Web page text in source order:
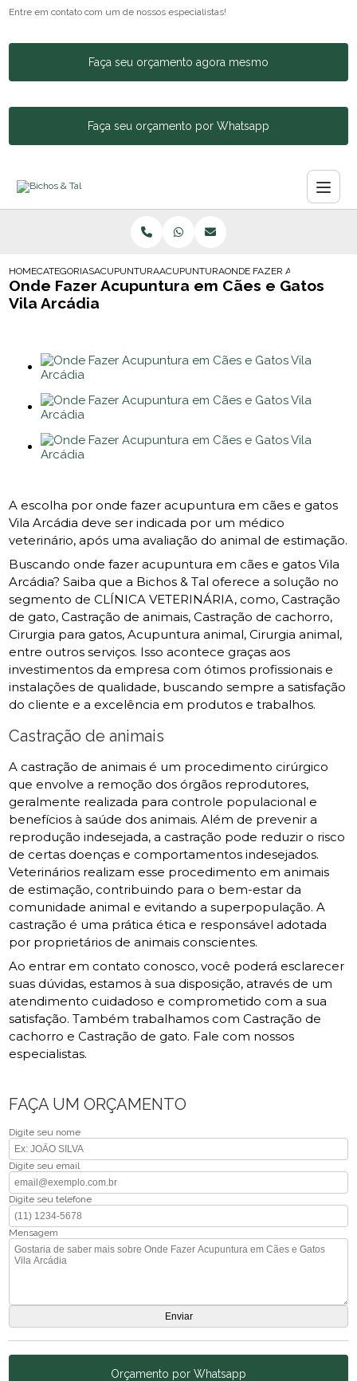
Entre em contato com um de nossos especialistas!
Faça seu orçamento agora mesmo
Faça seu orçamento por Whatsapp
HOMECATEGORIASACUPUNTURA ANIMALACUPUNTURA EM ANIMALONDE FAZER ACUPUNTURA
Onde Fazer Acupuntura em Cães e Gatos
Vila Arcádia
A escolha por onde fazer acupuntura em cães e gatos
Vila Arcádia deve ser indicada por um médico
veterinário, após uma avaliação do animal de estimação.
Buscando onde fazer acupuntura em cães e gatos Vila
Arcádia? Saiba que a Bichos & Tal oferece a solução no
segmento de CLÍNICA VETERINÁRIA, como, Castração
de gato, Castração de animais, Castração de cachorro,
Cirurgia para gatos, Acupuntura animal, Cirurgia animal,
entre outros serviços. Isso acontece graças aos
investimentos da empresa com ótimos profissionais e
instalações de qualidade, buscando sempre a satisfação
do cliente e a excelência em produtos e trabalhos.
Castração de animais
A castração de animais é um procedimento cirúrgico
que envolve a remoção dos órgãos reprodutores,
geralmente realizada para controle populacional e
benefícios à saúde dos animais. Além de prevenir a
reprodução indesejada, a castração pode reduzir o risco
de certas doenças e comportamentos indesejados.
Veterinários realizam esse procedimento em animais
de estimação, contribuindo para o bem-estar da
comunidade animal e evitando a superpopulação. A
castração é uma prática ética e responsável adotada
por proprietários de animais conscientes.
Ao entrar em contato conosco, você poderá esclarecer
suas dúvidas, estamos à sua disposição, através de um
atendimento cuidadoso e comprometido com a sua
satisfação. Também trabalhamos com Castração de
cachorro e Castração de gato. Fale com nossos
especialistas.
FAÇA UM ORÇAMENTO
Digite seu nome
Digite seu email
Digite seu telefone
Mensagem
Orçamento por Whatsapp